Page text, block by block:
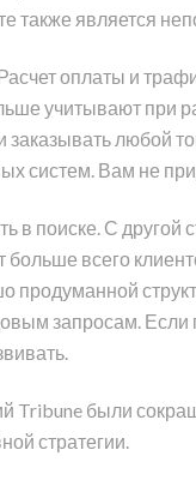
также является
оплаты и
учитывают при
любой
систем. Вам не
в поиске. С
всего
запросам. Если
Tribune были
стратегии.